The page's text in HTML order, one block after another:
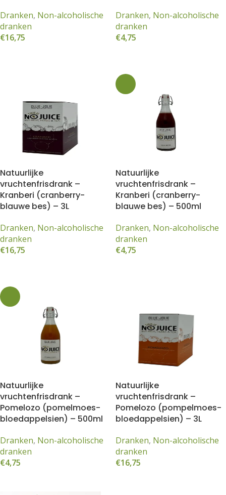
Dranken, Non-alcoholische
dranken
€16,75
Dranken, Non-alcoholische
dranken
€4,75
Natuurlijke
vruchtenfrisdrank –
Kranberi (cranberry-
blauwe bes) – 3L
Dranken, Non-alcoholische
dranken
€16,75
Natuurlijke
vruchtenfrisdrank –
Kranberi (cranberry-
blauwe bes) – 500ml
Dranken, Non-alcoholische
dranken
€4,75
Natuurlijke
vruchtenfrisdrank –
Pomelozo (pomelmoes-
bloedappelsien) – 500ml
Dranken, Non-alcoholische
dranken
€4,75
Natuurlijke
vruchtenfrisdrank –
Pomelozo (pompelmoes-
bloedappelsien) – 3L
Dranken, Non-alcoholische
dranken
€16,75